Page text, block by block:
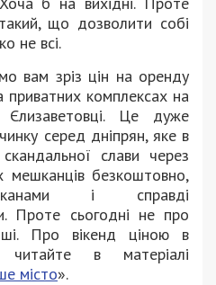
що дозволити собі
не всі.
вам зріз цін на оренду
приватних комплексах на
Це дуже
серед дніпрян, яке в
слави через
мешканців безкоштовно,
і справді
Проте сьогодні не про
Про вікенд ціною в
читайте в матеріалі
місто».